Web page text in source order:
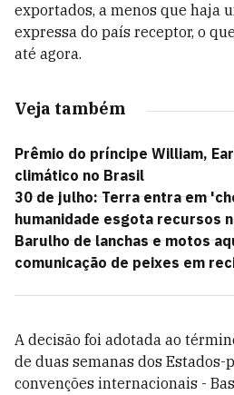
exportados, a menos que haja
expressa do país receptor, o
até agora.
Veja também
Prêmio do príncipe William,
climático no Brasil
30 de julho: Terra entra em
humanidade esgota recursos
Barulho de lanchas e motos
comunicação de peixes em
A decisão foi adotada ao
de duas semanas dos Estados-
convenções internacionais -